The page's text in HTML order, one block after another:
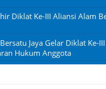
Diklat Ke-III Aliansi Alam
Jaya Gelar Diklat Ke-
Hukum Anggota